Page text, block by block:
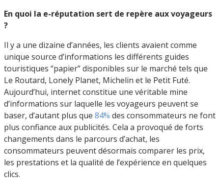
En quoi la e-réputation sert de repère aux voyageurs
?
Il y a une dizaine d’années, les clients avaient comme
unique source d’informations les différents guides
touristiques “papier” disponibles sur le marché tels que
Le Routard, Lonely Planet, Michelin et le Petit Futé.
Aujourd’hui, internet constitue une véritable mine
d’informations sur laquelle les voyageurs peuvent se
baser, d’autant plus que 84% des consommateurs ne font
plus confiance aux publicités. Cela a provoqué de forts
changements dans le parcours d’achat, les
consommateurs peuvent désormais comparer les prix,
les prestations et la qualité de l’expérience en quelques
clics.